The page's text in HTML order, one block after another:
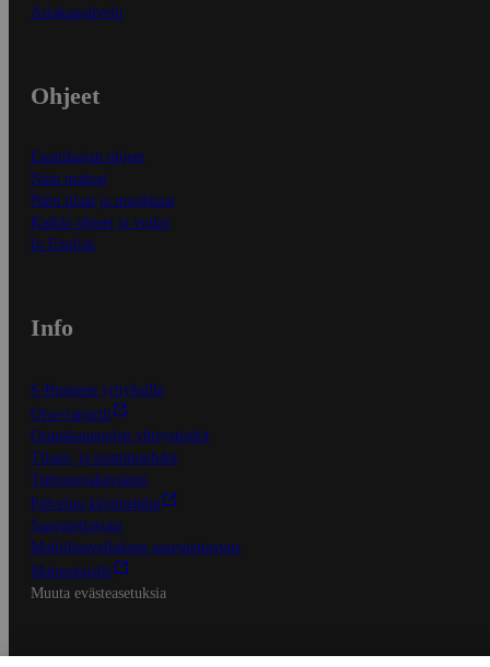
Asiakaspalvelu
Ohjeet
Ensitilaajan ohjeet
Näin maksat
Näin tilaat ja muokkaat
Kaikki ohjeet ja vinkit
In English
Info
S-Business yrityksille
Oiva-raportit
Osuuskauppojen yhteystiedot
Tilaus- ja toimitusehdot
Tietosuojakäytäntö
Palvelun käyttöehdot
Saavutettavuus
Mobiilisovelluksen saavutettavuus
Mainostajalle
Muuta evästeasetuksia